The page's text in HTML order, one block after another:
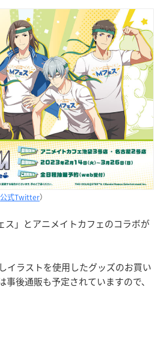
公式Twitter）
ス」とアニメイトカフェのコラボが
イラストを使用したグッズのお買い
後通販も予定されていますので、